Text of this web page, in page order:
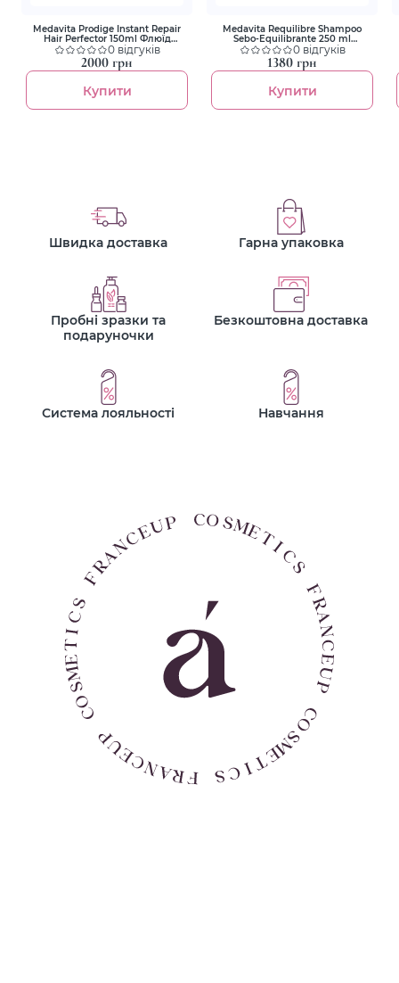
Medavita Prodige Instant Repair
Hair Perfector 150ml Флюїд
миттєво відновлюючий
структуру волосся
0 відгуків
2000 грн
Купити
Medavita Requilibre Shampoo
Sebo-Equilibrante 250 ml
Шампунь для відновлення
балансу жирної шкіри голови
0 відгуків
1380 грн
Купити
Швидка доставка Гарна упаковка
Пробні зразки та
подаруночки
Безкоштовна доставка
Система лояльності Навчання